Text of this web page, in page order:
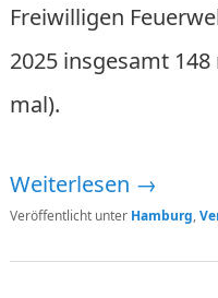
Freiwilligen
2025 insgesamt
mal).
Weiterlesen →
Veröffentlicht unter Hamburg,